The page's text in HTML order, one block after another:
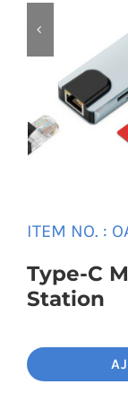
Universal
Date cable
Converter
Card Reader

ITEM NO. :
Type-C
Station